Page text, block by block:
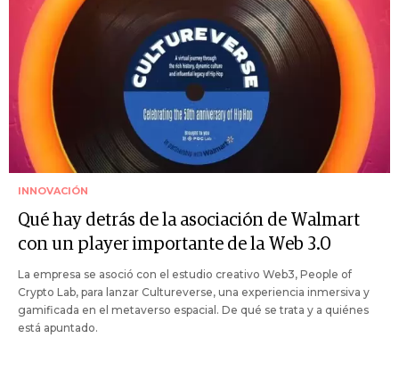
INNOVACIÓN
Qué hay detrás de la asociación de Walmart
con un player importante de la Web 3.0
La empresa se asoció con el estudio creativo Web3, People of
Crypto Lab, para lanzar Cultureverse, una experiencia inmersiva y
gamificada en el metaverso espacial. De qué se trata y a quiénes
está apuntado.